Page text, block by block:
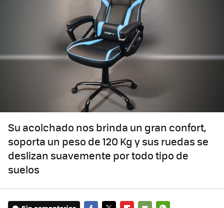
Su acolchado nos brinda un gran confort,
soporta un peso de 120 Kg y sus ruedas se
deslizan suavemente por todo tipo de
suelos